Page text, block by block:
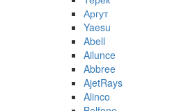
Аргут
Yaesu
Abell
Ailunce
Abbree
AjetRays
Alinco